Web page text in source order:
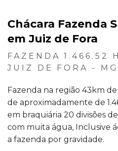
Chácara Fazenda
em Juiz de Fora
FAZENDA 1.466.52
JUIZ DE FORA - MG
Fazenda na região 43km
de aproximadamente de
em braquiária 20 divisões
com muita água, Inclusive
a fazenda por gravidade.